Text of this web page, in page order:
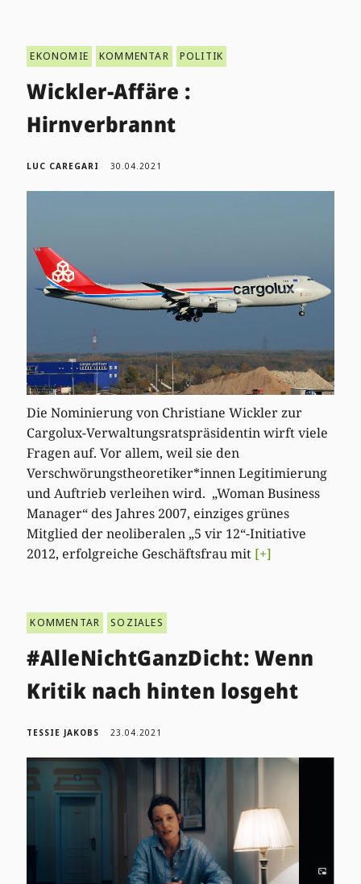
EKONOMIE KOMMENTAR POLITIK
Wickler-Affäre :
Hirnverbrannt
LUC CAREGARI 30.04.2021
Die Nominierung von Christiane Wickler zur
Cargolux-Verwaltungsratspräsidentin wirft viele
Fragen auf. Vor allem, weil sie den
Verschwörungstheoretiker*innen Legitimierung
und Auftrieb verleihen wird. „Woman Business
Manager“ des Jahres 2007, einziges grünes
Mitglied der neoliberalen „5 vir 12“-Initiative
2012, erfolgreiche Geschäftsfrau mit [+]
KOMMENTAR SOZIALES
#AlleNichtGanzDicht: Wenn
Kritik nach hinten losgeht
TESSIE JAKOBS 23.04.2021